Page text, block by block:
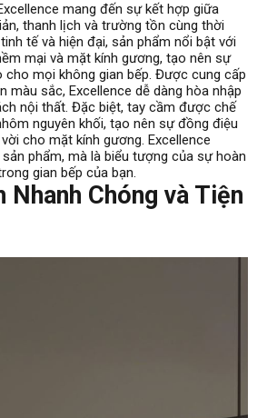
mang đến sự kết hợp giữa
thanh lịch và trường tồn cùng thời
tế và hiện đại, sản phẩm nổi bật với
mại và mặt kính gương, tạo nên sự
cho mọi không gian bếp. Được cung cấp
màu sắc, Excellence dễ dàng hòa nhập
nội thất. Đặc biệt, tay cầm được chế
nguyên khối, tạo nên sự đồng điệu
cho mặt kính gương. Excellence
phẩm, mà là biểu tượng của sự hoàn
gian bếp của bạn.
Nhanh Chóng và Tiện